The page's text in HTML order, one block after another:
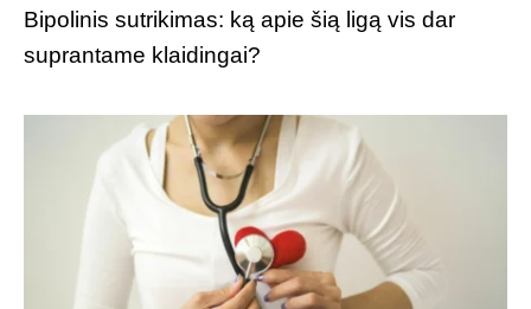
Bipolinis sutrikimas: ką apie šią ligą vis dar
suprantame klaidingai?